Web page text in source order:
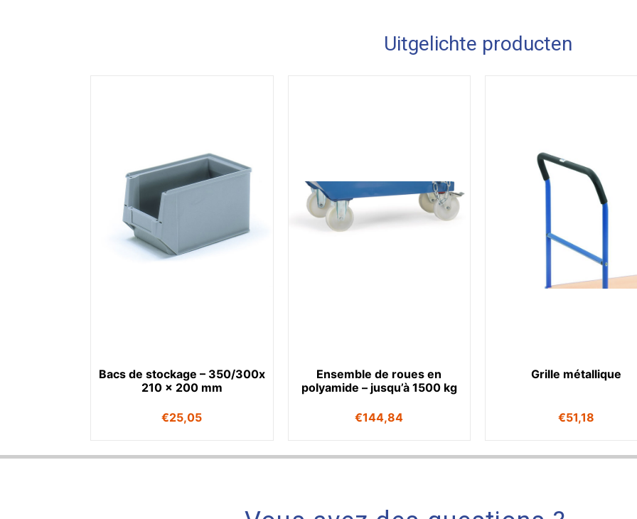
Uitgelichte producten
Bacs de stockage – 350/300x
210 x 200 mm
€25,05
Ensemble de roues en
polyamide – jusqu’à 1500 kg
€144,84
Grille métallique
€51,18